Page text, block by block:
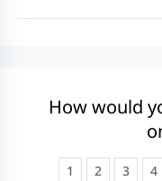
How would
1 2 3 4